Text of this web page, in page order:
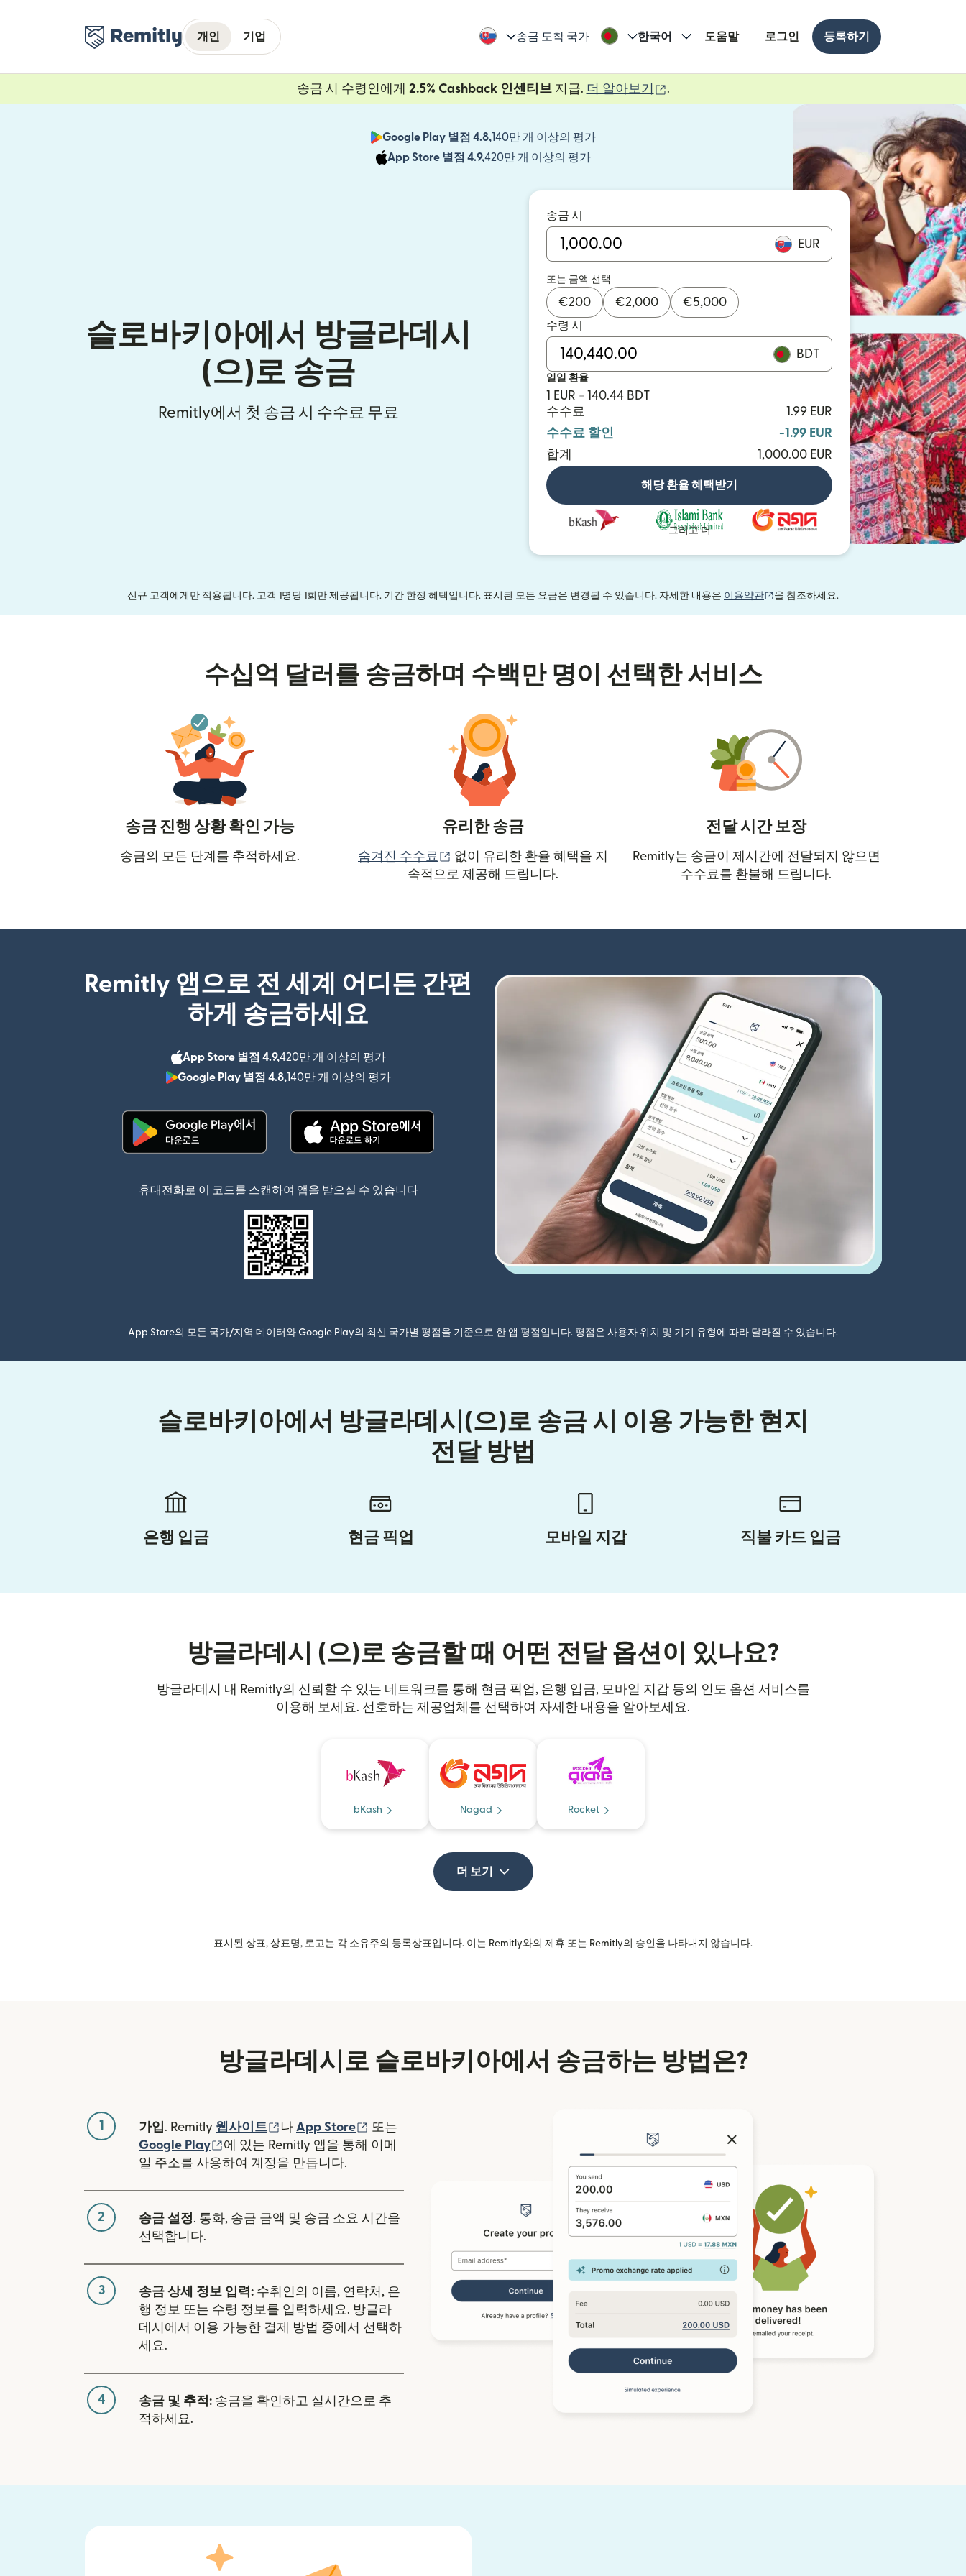
개인 기업 송금 도착 국가 한국어 도움말 로그인 등록하기
송금 시 수령인에게 2.5% Cashback 인센티브지급. 더 알아보기 .
Google Play 별점 4.8,140만 개 이상의 평가
App Store 별점 4.9,420만 개 이상의 평가
슬로바키아에서 방글라데시
(으)로 송금
Remitly에서 첫 송금 시 수수료 무료
송금 시
EUR
또는 금액 선택
€200 €2,000 €5,000
수령 시
BDT
일일 환율
1 EUR = 140.44 BDT
수수료
1.99 EUR
수수료 할인
-1.99 EUR
합계
1,000.00 EUR
해당 환율 혜택받기
그리고 더
신규 고객에게만 적용됩니다. 고객 1명당 1회만 제공됩니다. 기간 한정 혜택입니다. 표시된 모든 요금은 변경될 수 있습니다. 자세한 내용은 이용약관 (새 창에서 열림)
을 참조하세요.
수십억 달러를 송금하며 수백만 명이 선택한 서비스
송금 진행 상황 확인 가능
송금의 모든 단계를 추적하세요.
유리한 송금
숨겨진 수수료 (새 창에서 열림)
없이 유리한 환율 혜택을 지
속적으로 제공해 드립니다.
전달 시간 보장
Remitly는 송금이 제시간에 전달되지 않으면
수수료를 환불해 드립니다.
Remitly 앱으로 전 세계 어디든 간편
하게 송금하세요
App Store 별점 4.9,420만 개 이상의 평가
Google Play 별점 4.8,140만 개 이상의 평가
휴대전화로 이 코드를 스캔하여 앱을 받으실 수 있습니다
App Store의 모든 국가/지역 데이터와 Google Play의 최신 국가별 평점을 기준으로 한 앱 평점입니다. 평점은 사용자 위치 및 기기 유형에 따라 달라질 수 있습니다.
슬로바키아에서 방글라데시(으)로 송금 시 이용 가능한 현지
전달 방법
은행 입금 현금 픽업 모바일 지갑 직불 카드 입금
방글라데시 (으)로 송금할 때 어떤 전달 옵션이 있나요?
방글라데시 내 Remitly의 신뢰할 수 있는 네트워크를 통해 현금 픽업, 은행 입금, 모바일 지갑 등의 인도 옵션 서비스를
이용해 보세요. 선호하는 제공업체를 선택하여 자세한 내용을 알아보세요.
bKash Nagad Rocket
더 보기
표시된 상표, 상표명, 로고는 각 소유주의 등록상표입니다. 이는 Remitly와의 제휴 또는 Remitly의 승인을 나타내지 않습니다.
방글라데시로 슬로바키아에서 송금하는 방법은?
1 가입. Remitly 웹사이트 (새 창에서 열림)
나 App Store (새 창에서 열림)
또는
Google Play
(새 창에서 열림)
에 있는 Remitly 앱을 통해 이메
일 주소를 사용하여 계정을 만듭니다.
2 송금 설정. 통화, 송금 금액 및 송금 소요 시간을
선택합니다.
3 송금 상세 정보 입력: 수취인의 이름, 연락처, 은
행 정보 또는 수령 정보를 입력하세요. 방글라
데시에서 이용 가능한 결제 방법 중에서 선택하
세요.
4 송금 및 추적: 송금을 확인하고 실시간으로 추
적하세요.